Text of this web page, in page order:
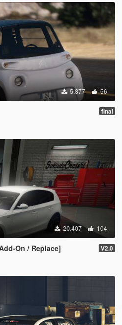
5.877 56
final
20.407 104
On / Replace] V2.0